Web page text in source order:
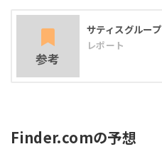
参考
サティスグループ
レポート
Finder.comの予想